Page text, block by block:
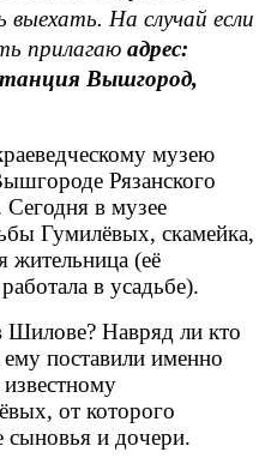
выехать. На случай если
прилагаю адрес:
Вышгород,
музею
Рязанского
Сегодня в музее
Гумилёвых, скамейка,
жительница (её
в усадьбе).
Навряд ли кто
поставили именно
известному
от которого
сыновья и дочери.